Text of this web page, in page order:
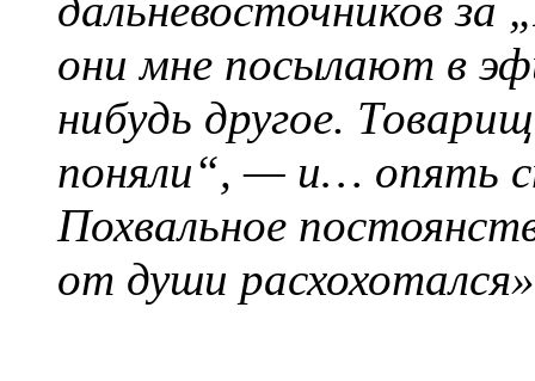
они мне посылают в
нибудь другое.
поняли“, — и… опять
Похвальное
от души